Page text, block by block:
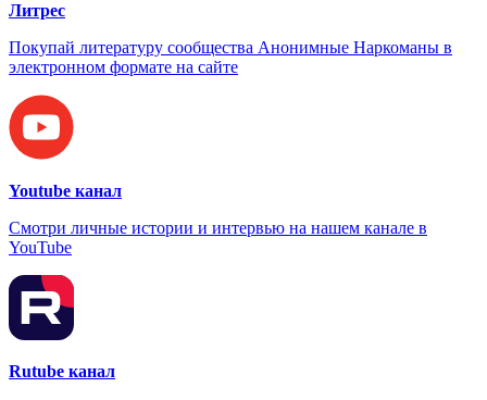
Литрес
Покупай литературу сообщества Анонимные Наркоманы в
электронном формате на сайте
Youtube канал
Смотри личные истории и интервью на нашем канале в
YouTube
Rutube канал